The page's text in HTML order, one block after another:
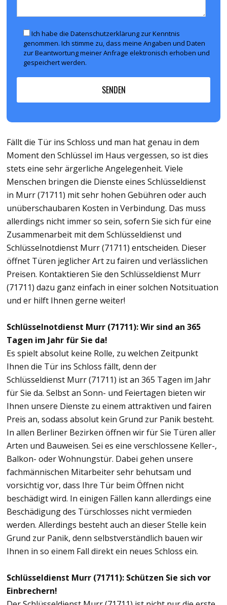
Ich habe die Datenschutzerklärung zur Kenntnis
genommen. Ich stimme zu, dass meine Angaben und Daten
zur Beantwortung meiner Anfrage elektronisch erhoben und
gespeichert werden.
Fällt die Tür ins Schloss und man hat genau in dem
Moment den Schlüssel im Haus vergessen, so ist dies
stets eine sehr ärgerliche Angelegenheit. Viele
Menschen bringen die Dienste eines Schlüsseldienst
in Murr (71711) mit sehr hohen Gebühren oder auch
unüberschaubaren Kosten in Verbindung. Das muss
allerdings nicht immer so sein, sofern Sie sich für eine
Zusammenarbeit mit dem Schlüsseldienst und
Schlüsselnotdienst Murr (71711) entscheiden. Dieser
öffnet Türen jeglicher Art zu fairen und verlässlichen
Preisen. Kontaktieren Sie den Schlüsseldienst Murr
(71711) dazu ganz einfach in einer solchen Notsituation
und er hilft Ihnen gerne weiter!
Schlüsselnotdienst Murr (71711): Wir sind an 365
Tagen im Jahr für Sie da!
Es spielt absolut keine Rolle, zu welchen Zeitpunkt
Ihnen die Tür ins Schloss fällt, denn der
Schlüsseldienst Murr (71711) ist an 365 Tagen im Jahr
für Sie da. Selbst an Sonn- und Feiertagen bieten wir
Ihnen unsere Dienste zu einem attraktiven und fairen
Preis an, sodass absolut kein Grund zur Panik besteht.
In allen Berliner Bezirken öffnen wir für Sie Türen aller
Arten und Bauweisen. Sei es eine verschlossene Keller-,
Balkon- oder Wohnungstür. Dabei gehen unsere
fachmännischen Mitarbeiter sehr behutsam und
vorsichtig vor, dass Ihre Tür beim Öffnen nicht
beschädigt wird. In einigen Fällen kann allerdings eine
Beschädigung des Türschlosses nicht vermieden
werden. Allerdings besteht auch an dieser Stelle kein
Grund zur Panik, denn selbstverständlich bauen wir
Ihnen in so einem Fall direkt ein neues Schloss ein.
Schlüsseldienst Murr (71711): Schützen Sie sich vor
Einbrechern!